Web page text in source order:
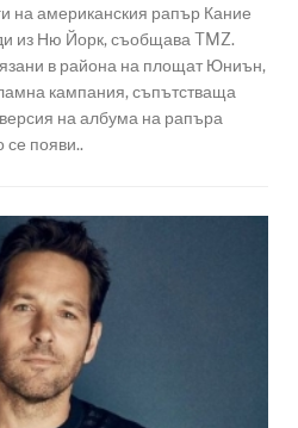
на американския рапър Кание
из Ню Йорк, съобщава TMZ.
в района на площат Юниън,
кампания, съпътстваща
на албума на рапъра
се появи..